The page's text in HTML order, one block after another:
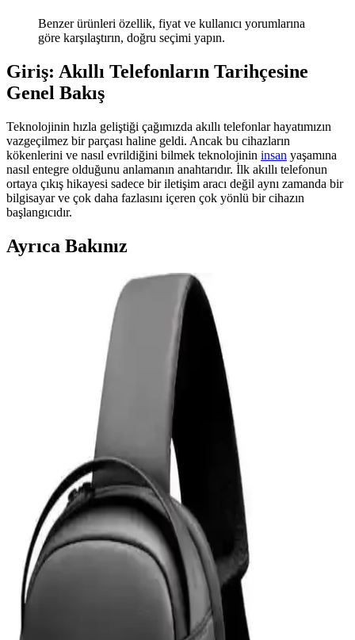
Benzer ürünleri özellik, fiyat ve kullanıcı yorumlarına
göre karşılaştırın, doğru seçimi yapın.
Giriş: Akıllı Telefonların Tarihçesine
Genel Bakış
Teknolojinin hızla geliştiği çağımızda akıllı telefonlar hayatımızın
vazgeçilmez bir parçası haline geldi. Ancak bu cihazların
kökenlerini ve nasıl evrildiğini bilmek teknolojinin insan yaşamına
nasıl entegre olduğunu anlamanın anahtarıdır. İlk akıllı telefonun
ortaya çıkış hikayesi sadece bir iletişim aracı değil aynı zamanda bir
bilgisayar ve çok daha fazlasını içeren çok yönlü bir cihazın
başlangıcıdır.
Ayrıca Bakınız
Samsung Galaxy Tab S9 Plus X810 için Microsonic
Temperli Cam Ekran Koruyucu Ürün Özellikleri ve
Microsonic temperli cam ekran koruyucu, Galaxy Tab S9 Plus
X810 modeline özel tasarımıyla yüksek dayanıklılık ve estetik sunar.
Çizilmelere karşı dirençli, kolay uygulanabilir ve kullanımı rahat bir
Powerway 128 GB USB 3.0 Metal Mini Flash Bellek
İnceleme ve Kullanım Özellikleri
Powerway 128 GB USB 3.0 metal mini bellek, yüksek hız ve
dayanıklılık sunan taşınabilir depolama çözümüdür. Şık tasarımı ve
geniş kapasitesiyle büyük dosya transferlerinde avantaj sağlar.
Z-Mobile MacBook Air M2 ve M3 13.6 İnç Koruma
Seti Detaylı İnceleme ve Analiz
Z-Mobile'ın MacBook Air M2 ve M3 modelleriyle uyumlu 13.6 inç
koruma seti, şeffaf tasarımı ve dayanıklı malzemeleriyle cihazınızı
estetik ve güvenle korur, kullanıcı memnuniyetini artırır.